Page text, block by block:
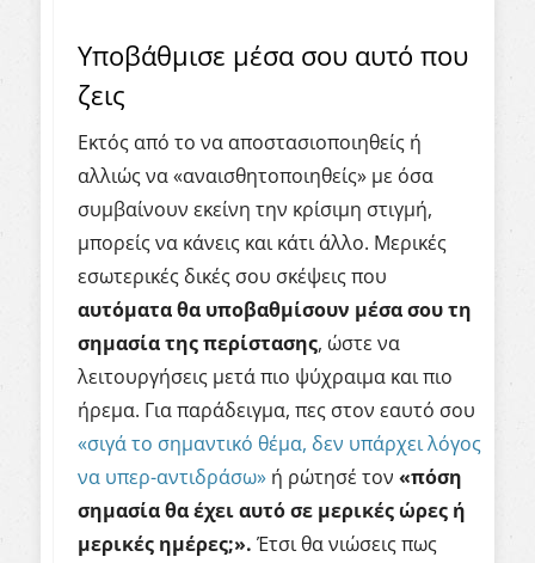
Υποβάθμισε μέσα σου αυτό που
ζεις
Εκτός από το να αποστασιοποιηθείς ή
αλλιώς να «αναισθητοποιηθείς» με όσα
συμβαίνουν εκείνη την κρίσιμη στιγμή,
μπορείς να κάνεις και κάτι άλλο. Μερικές
εσωτερικές δικές σου σκέψεις που
αυτόματα θα υποβαθμίσουν μέσα σου τη
σημασία της περίστασης, ώστε να
λειτουργήσεις μετά πιο ψύχραιμα και πιο
ήρεμα. Για παράδειγμα, πες στον εαυτό σου
«σιγά το σημαντικό θέμα, δεν υπάρχει λόγος
να υπερ-αντιδράσω» ή ρώτησέ τον «πόση
σημασία θα έχει αυτό σε μερικές ώρες ή
μερικές ημέρες;». Έτσι θα νιώσεις πως